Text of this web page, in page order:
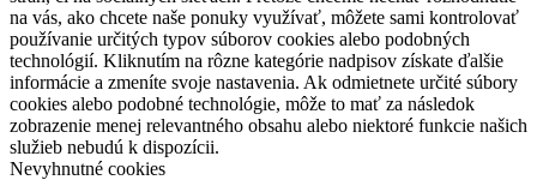
na vás, ako chcete naše ponuky využívať, môžete sami kontrolovať
používanie určitých typov súborov cookies alebo podobných
technológií. Kliknutím na rôzne kategórie nadpisov získate ďalšie
informácie a zmeníte svoje nastavenia. Ak odmietnete určité súbory
cookies alebo podobné technológie, môže to mať za následok
zobrazenie menej relevantného obsahu alebo niektoré funkcie našich
služieb nebudú k dispozícii.
Nevyhnutné cookies